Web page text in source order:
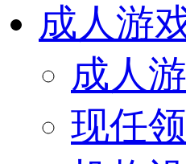
成人游
成人
现任